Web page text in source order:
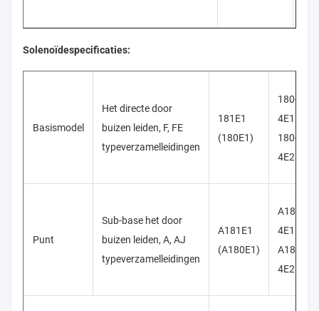
Solenoïdespecificaties:
Basismodel
Het directe door
buizen leiden, F, FE
typeverzamelleidingen
181E1
(180E1)
180-
4E1
180-
4E2
Punt
Sub-base het door
buizen leiden, A, AJ
typeverzamelleidingen
A181E1
(A180E1)
A180-
4E1
A180-
4E2